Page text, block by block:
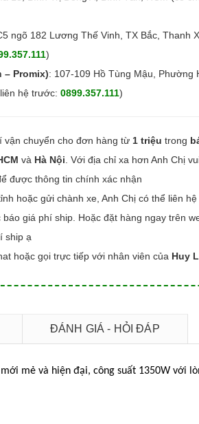
ngõ 182 Lương Thế Vinh, TX Bắc, Thanh
)
– Promix): 107-109 Hồ Tùng Mậu, Phường
hệ trước: 0899.357.111)
vận chuyển cho đơn hàng từ 1 triệu trong
và Hà Nội . Với địa chỉ xa hơn Anh Chị
được thông tin chính xác nhận
hoặc gửi chành xe, Anh Chị có thể liên hệ
giá phí ship. Hoặc đặt hàng ngay trên
ship ạ
hoặc gọi trực tiếp với nhân viên của Huy
ĐÁNH GIÁ - HỎI ĐÁP
mẻ và hiện đại, công suất 1350W với